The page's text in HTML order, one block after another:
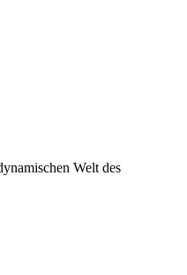
Welt des